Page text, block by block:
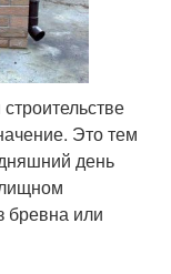
Это тем
день
бревна или